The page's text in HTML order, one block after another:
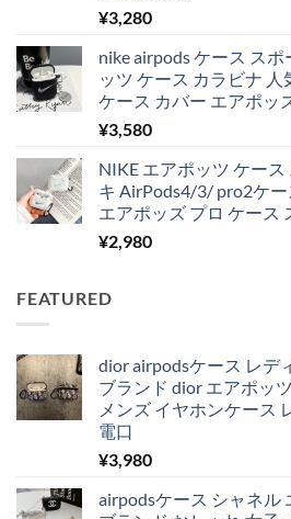
¥3,280
nike airpods ケース ス
ッツ ケース カラビナ
ケース カバー エアポッ
¥3,580
NIKE エアポッツ ケー
キ AirPods4/3/ pro2ケ
エアポッズ プロ ケース
¥2,980
FEATURED
dior airpodsケース レデ
ブランド dior エアポッ
メンズ イヤホンケース
電口
¥3,980
airpodsケース シャネル